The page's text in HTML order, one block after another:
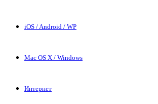
iOS / Android / WP
Mac OS X / Windows
Интернет